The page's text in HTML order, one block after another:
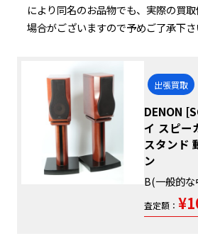
により同名のお品物でも、実際の買
場合がございますので予めご了承下さ
出張買取
DENON
イ スピー
スタンド
ン
B(一般的な
査定額：